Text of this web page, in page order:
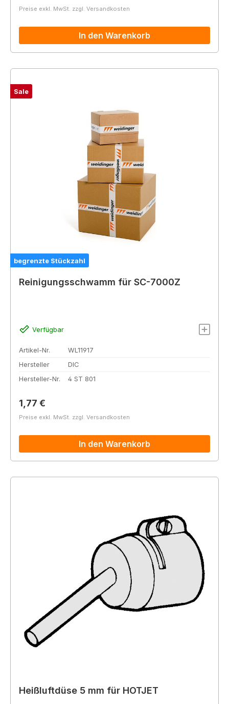
Preise exkl. MwSt. zzgl. Versandkosten
In den Warenkorb
Sale
begrenzte Stückzahl
Reinigungsschwamm für SC-7000Z
Verfügbar
Artikel-Nr.
WL11917
Hersteller
DIC
Hersteller-Nr.
4 ST 801
Regulärer Preis:
1,77 €
Preise exkl. MwSt. zzgl. Versandkosten
In den Warenkorb
Heißluftdüse 5 mm für HOTJET